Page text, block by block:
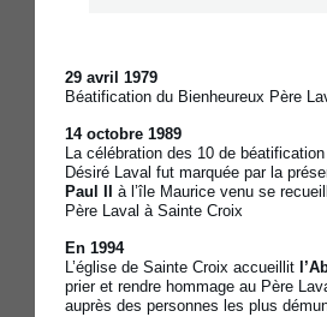
29 avril 1979
Béatification du Bienheureux Père
14 octobre 1989
La célébration des 10 de
Désiré Laval fut marquée par la
Paul II
à l’île Maurice venu se
Père Laval à Sainte Croix
En 1994
L’église de Sainte Croix accueillit
prier et rendre hommage au Père
auprès des personnes les plus